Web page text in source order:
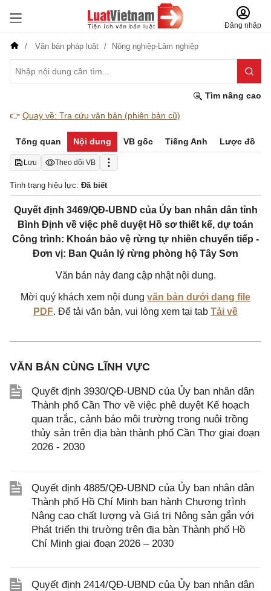
Đăng nhập
Văn bản pháp luật Nông nghiệp-Lâm nghiệp
Tìm nâng cao
👉 Quay về: Tra cứu văn bản (phiên bản cũ)
Tổng quan Nội dung VB gốc Tiếng Anh Lược đồ
Lưu Theo dõi VB
Tình trạng hiệu lực: Đã biết
Quyết định 3469/QĐ-UBND của Ủy ban nhân dân tỉnh
Bình Định về việc phê duyệt Hồ sơ thiết kế, dự toán
Công trình: Khoán bảo vệ rừng tự nhiên chuyển tiếp -
Đơn vị: Ban Quản lý rừng phòng hộ Tây Sơn
Văn bản này đang cập nhật nội dung.
Mời quý khách xem nội dung văn bản dưới dạng file
PDF. Để tải văn bản, vui lòng xem tại tab Tải về
VĂN BẢN CÙNG LĨNH VỰC
Quyết định 3930/QĐ-UBND của Ủy ban nhân dân
Thành phố Cần Thơ về việc phê duyệt Kế hoạch
quan trắc, cảnh báo môi trường trong nuôi trồng
thủy sản trên địa bàn thành phố Cần Thơ giai đoạn
2026 - 2030
Quyết định 4885/QĐ-UBND của Ủy ban nhân dân
Thành phố Hồ Chí Minh ban hành Chương trình
Nâng cao chất lượng và Giá trị Nông sản gắn với
Phát triển thị trường trên địa bàn Thành phố Hồ
Chí Minh giai đoạn 2026 – 2030
Quyết định 2414/QĐ-UBND của Ủy ban nhân dân